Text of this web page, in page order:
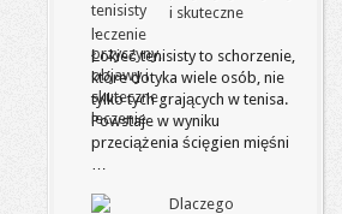
i skuteczne
leczenie
Łokieć tenisisty to schorzenie,
które dotyka wiele osób, nie
tylko tych grających w tenisa.
Powstaje w wyniku
przeciążenia ścięgien mięśni
…
Dlaczego